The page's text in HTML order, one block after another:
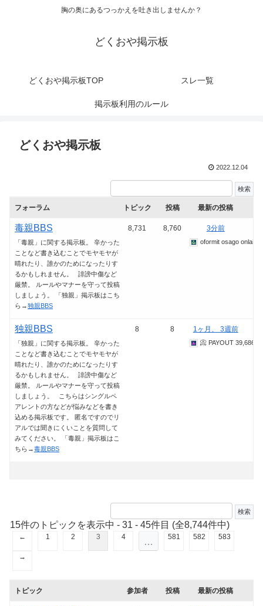
胸の奥にあるつっかえを吐き出しませんか？
どくおや掲示板
どくおや掲示板TOP スレ一覧
掲示板利用のルール
どくおや掲示板
2022.12.04
フォーラム トピック 投稿 最新の投稿
毒親BBS
「毒親」に関する掲示板。 辛かった
ことなど書き込むことでモヤモヤが
晴れたり、誰かのためになったりす
るかもしれません。 誹謗中傷など
厳禁。 ルールやマナーを守って投稿
しましょう。 「独親」掲示板はこち
ら→独親BBS
8,731 8,760 3分前
oformit osago
独親BBS
「独親」に関する掲示板。 辛かった
ことなど書き込むことでモヤモヤが
晴れたり、誰かのためになったりす
るかもしれません。 誹謗中傷など
厳禁。 ルールやマナーを守って投稿
しましょう。 こちらはシングルペ
アレントの方などが悩みなどを書き
込める掲示板です。 匿名ですのでリ
アルでは聞きにくいことを質問して
みてください。 「毒親」掲示板はこ
ちら→毒親BBS
8 8 1ヶ月、 3週前
📀 PAYOUT
15件のトピックを表示中 - 31 - 45件目 (全8,744件中)
← 1 2 3 4 … 581 582 583
→
トピック 参加者 投稿 最新の投稿